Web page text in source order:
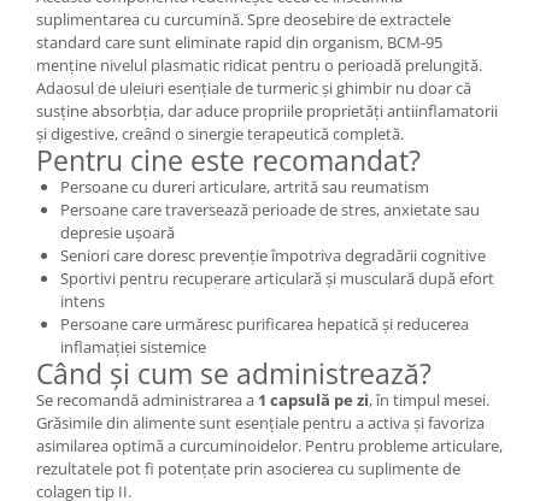
suplimentarea cu curcumină. Spre deosebire de extractele
standard care sunt eliminate rapid din organism, BCM-95
menține nivelul plasmatic ridicat pentru o perioadă prelungită.
Adaosul de uleiuri esențiale de turmeric și ghimbir nu doar că
susține absorbția, dar aduce propriile proprietăți antiinflamatorii
și digestive, creând o sinergie terapeutică completă.
Pentru cine este recomandat?
Persoane cu dureri articulare, artrită sau reumatism
Persoane care traversează perioade de stres, anxietate sau
depresie ușoară
Seniori care doresc prevenție împotriva degradării cognitive
Sportivi pentru recuperare articulară și musculară după efort
intens
Persoane care urmăresc purificarea hepatică și reducerea
inflamației sistemice
Când și cum se administrează?
Se recomandă administrarea a 1 capsulă pe zi, în timpul mesei.
Grăsimile din alimente sunt esențiale pentru a activa și favoriza
asimilarea optimă a curcuminoidelor. Pentru probleme articulare,
rezultatele pot fi potențate prin asocierea cu suplimente de
colagen tip II.